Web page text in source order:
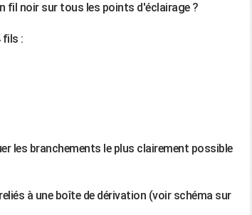
fil noir sur tous les points d'éclairage ?
fils :
les branchements le plus clairement possible
à une boîte de dérivation (voir schéma sur